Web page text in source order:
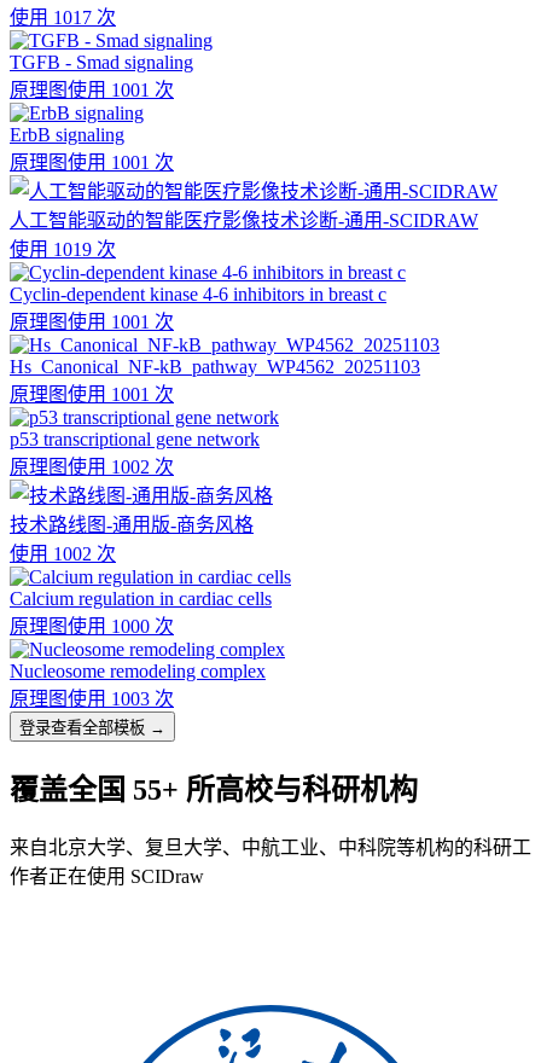
使用 1017 次
TGFB - Smad signaling
原理图使用 1001 次
ErbB signaling
原理图使用 1001 次
人工智能驱动的智能医疗影像技术诊断-通用-SCIDRAW
使用 1019 次
Cyclin-dependent kinase 4-6 inhibitors in breast c
原理图使用 1001 次
Hs_Canonical_NF-kB_pathway_WP4562_20251103
原理图使用 1001 次
p53 transcriptional gene network
原理图使用 1002 次
技术路线图-通用版-商务风格
使用 1002 次
Calcium regulation in cardiac cells
原理图使用 1000 次
Nucleosome remodeling complex
原理图使用 1003 次
登录查看全部模板 →
覆盖全国 55+ 所高校与科研机构
来自北京大学、复旦大学、中航工业、中科院等机构的科研工
作者正在使用 SCIDraw